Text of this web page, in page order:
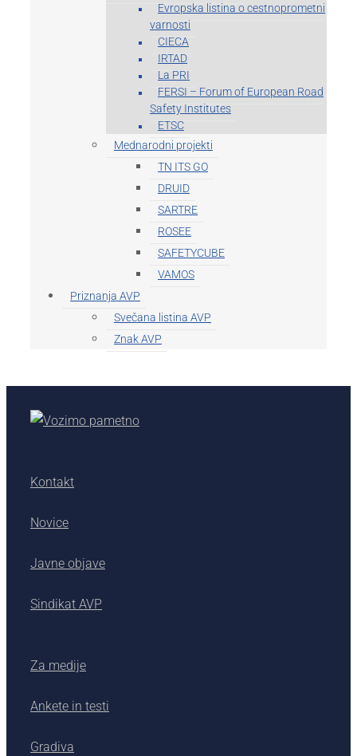
Evropska listina o cestnoprometni
varnosti
CIECA
IRTAD
La PRI
FERSI – Forum of European Road
Safety Institutes
ETSC
Mednarodni projekti
TN ITS GO
DRUID
SARTRE
ROSEE
SAFETYCUBE
VAMOS
Priznanja AVP
Svečana listina AVP
Znak AVP
Kontakt
Novice
Javne objave
Sindikat AVP
Za medije
Ankete in testi
Gradiva